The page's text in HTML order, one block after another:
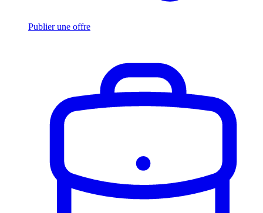
Publier une offre